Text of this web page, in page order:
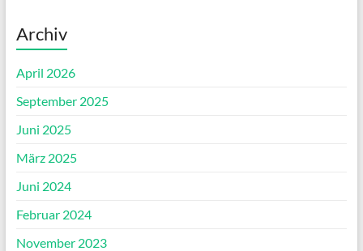
Archiv
April 2026
September 2025
Juni 2025
März 2025
Juni 2024
Februar 2024
November 2023